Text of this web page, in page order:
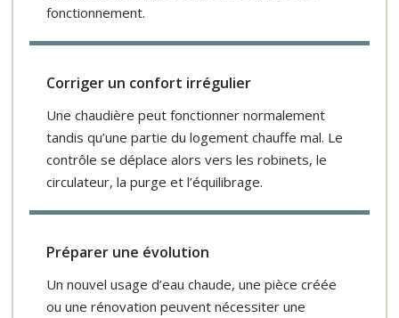
fonctionnement.
Corriger un confort irrégulier
Une chaudière peut fonctionner normalement
tandis qu’une partie du logement chauffe mal. Le
contrôle se déplace alors vers les robinets, le
circulateur, la purge et l’équilibrage.
Préparer une évolution
Un nouvel usage d’eau chaude, une pièce créée
ou une rénovation peuvent nécessiter une